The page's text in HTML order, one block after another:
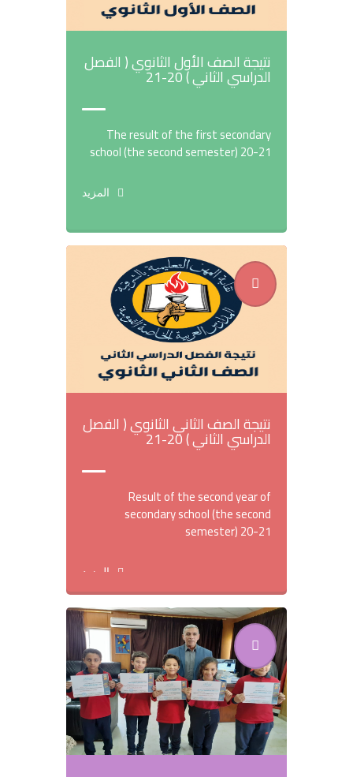
نتيجة الصف الأول الثانوي ( الفصل
الدراسي الثاني ) 20-21
The result of the first secondary
school (the second semester) 20-21
المزيد
نتيجة الصف الثاني الثانوي ( الفصل
الدراسي الثاني ) 20-21
Result of the second year of
secondary school (the second
semester) 20-21
المزيد